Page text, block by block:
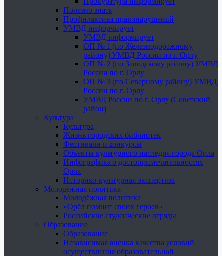
Полезно знать
Профилактика правонарушений
УМВД информирует
УМВД информирует
ОП № 1 (по Железнодорожному
району) УМВД России по г. Орлу
ОП № 2 (по Заводскому району) УМВД
России по г. Орлу
ОП № 3 (по Северному району) УМВД
России по г. Орлу
УМВД России по г. Орлу (Советский
район)
Культура
Культура
Жизнь городских библиотек
Фестивали и конкурсы
Объекты культурного наследия города Орла
Инфографика о достопримечательностях
Орла
Историко-культурная экспертиза
Молодёжная политика
Молодёжная политика
«Орёл помнит своих героев»
Российские студенческие отряды
Образование
Образование
Независимая оценка качества условий
осуществления образовательной